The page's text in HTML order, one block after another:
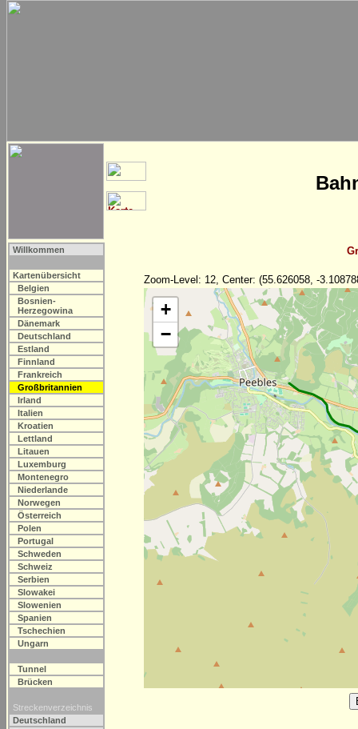
Willkommen
Kartenübersicht
Belgien
Bosnien-
Herzegowina
Dänemark
Deutschland
Estland
Finnland
Frankreich
Großbritannien
Irland
Italien
Kroatien
Lettland
Litauen
Luxemburg
Montenegro
Niederlande
Norwegen
Österreich
Polen
Portugal
Schweden
Schweiz
Serbien
Slowakei
Slowenien
Spanien
Tschechien
Ungarn
Tunnel
Brücken
Streckenverzeichnis
Deutschland
Zoom-Level: 12, Center: (55.626058, -
+
−